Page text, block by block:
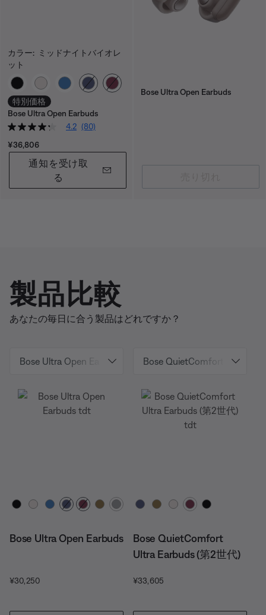
カラー: ミッドナイトバイオレ
ット
カラーの選択
特別価格
Bose Ultra Open Earbuds
4.2 (80)
価格:
¥36,806
通知を受け取
る
Bose Ultra Open Earbuds
製品比較
あなたの毎日に合う製品はどれですか？
カラーの選択
Bose Ultra Open Earbuds
価格:
¥30,250
カラーの選択
Bose QuietComfort
Ultra Earbuds (第2世代)
価格:
¥33,605